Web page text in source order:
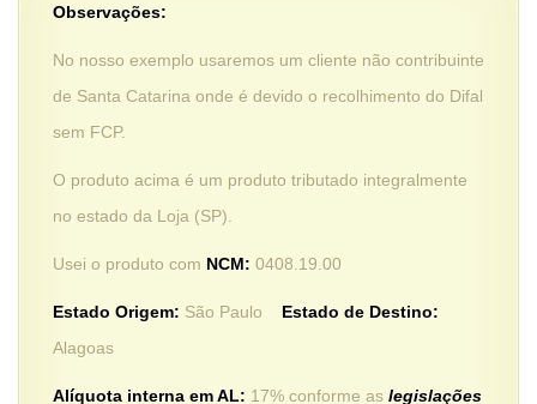
Observações:
No nosso exemplo usaremos um cliente não contribuinte
de Santa Catarina onde é devido o recolhimento do Difal
sem FCP.
O produto acima é um produto tributado integralmente
no estado da Loja (SP).
Usei o produto com NCM: 0408.19.00
Estado Origem: São Paulo Estado de Destino:
Alagoas
Alíquota interna em AL: 17% conforme as legislações